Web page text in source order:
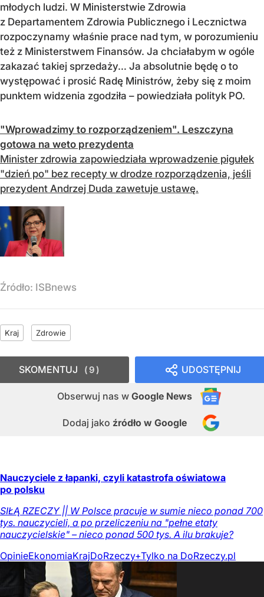
młodych ludzi. W Ministerstwie Zdrowia
z Departamentem Zdrowia Publicznego i Lecznictwa
rozpoczynamy właśnie prace nad tym, w porozumieniu
też z Ministerstwem Finansów. Ja chciałabym w ogóle
zakazać takiej sprzedaży… Ja absolutnie będę o to
występować i prosić Radę Ministrów, żeby się z moim
punktem widzenia zgodziła – powiedziała polityk PO.
"Wprowadzimy to rozporządzeniem". Leszczyna
gotowa na weto prezydenta
Minister zdrowia zapowiedziała wprowadzenie pigułek
"dzień po" bez recepty w drodze rozporządzenia, jeśli
prezydent Andrzej Duda zawetuje ustawę.
Źródło: ISBnews
Kraj Zdrowie
UDOSTĘPNIJ
Obserwuj nas w Google News
Dodaj jako źródło w Google
SKOMENTUJ 9
Nauczyciele z łapanki, czyli katastrofa oświatowa
po polsku
SIŁĄ RZECZY || W Polsce pracuje w sumie nieco ponad 700
tys. nauczycieli, a po przeliczeniu na "pełne etaty
nauczycielskie" – nieco ponad 500 tys. A ilu brakuje?
OpinieEkonomiaKrajDoRzeczy+Tylko na DoRzeczy.pl